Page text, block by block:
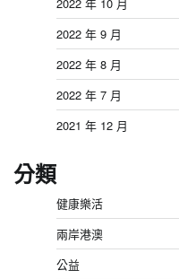
2022 年 9 月
2022 年 8 月
2022 年 7 月
2021 年 12 月
分類
健康樂活
兩岸港澳
公益